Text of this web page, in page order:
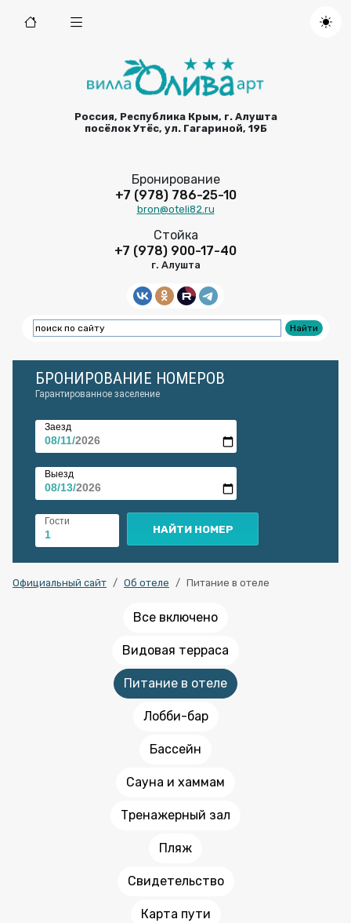
Россия, Республика Крым, г. Алушта
посёлок Утёс, ул. Гагариной, 19Б
Бронирование
+7 (978) 786-25-10
bron@oteli82.ru
Стойка
+7 (978) 900-17-40
г. Алушта
БРОНИРОВАНИЕ НОМЕРОВ
Гарантированное заселение
Заезд
Выезд
Гости
Официальный сайт Об отеле Питание в отеле
Все включено
Видовая терраса
Питание в отеле
Лобби-бар
Бассейн
Сауна и хаммам
Тренажерный зал
Пляж
Свидетельство
Карта пути